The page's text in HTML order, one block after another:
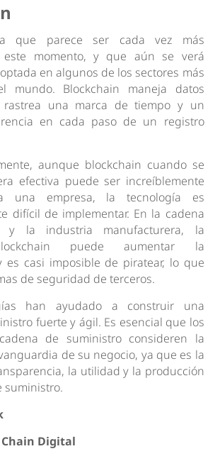
que parece ser cada vez más
este momento, y que aún se verá
en algunos de los sectores más
mundo. Blockchain maneja datos
rastrea una marca de tiempo y un
en cada paso de un registro
aunque blockchain cuando se
efectiva puede ser increíblemente
una empresa, la tecnología es
difícil de implementar. En la cadena
y la industria manufacturera, la
puede aumentar la
es casi imposible de piratear, lo que
de seguridad de terceros.
han ayudado a construir una
fuerte y ágil. Es esencial que los
de suministro consideren la
de su negocio, ya que es la
la utilidad y la producción
suministro.
Digital